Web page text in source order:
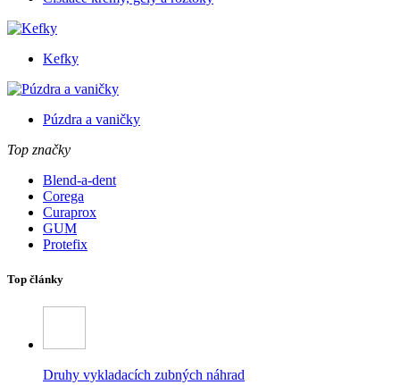
Kefky
Púzdra a vaničky
Top značky
Blend-a-dent
Corega
Curaprox
GUM
Protefix
Top články
Druhy vykladacích zubných náhrad